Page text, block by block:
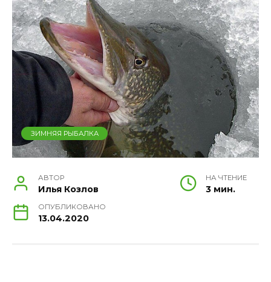
ЗИМНЯЯ РЫБАЛКА
АВТОР
Илья Козлов
НА ЧТЕНИЕ
3 мин.
ОПУБЛИКОВАНО
13.04.2020